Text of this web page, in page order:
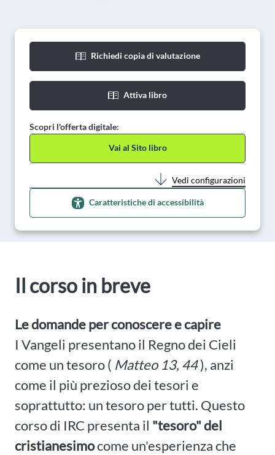
Richiedi copia di valutazione
Attiva libro
Scopri l'offerta digitale:
Vai al Sito libro
Vedi configurazioni
Caratteristiche di accessibilità
Il corso in breve
Le domande per conoscere e capire
I Vangeli presentano il Regno dei Cieli
come un tesoro ( Matteo 13, 44), anzi
come il più prezioso dei tesori e
soprattutto: un tesoro per tutti. Questo
corso di IRC presenta il "tesoro" del
cristianesimocome un'esperienza che